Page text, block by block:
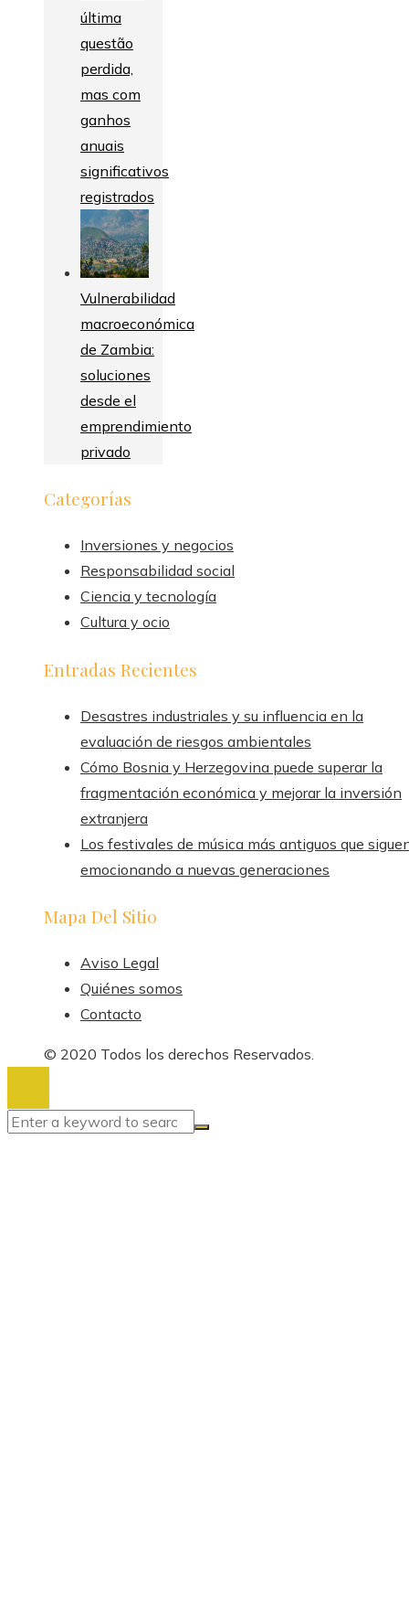
última
questão
perdida,
mas com
ganhos
anuais
significativos
registrados
Vulnerabilidad
macroeconómica
de Zambia:
soluciones
desde el
emprendimiento
privado
Categorías
Inversiones y negocios
Responsabilidad social
Ciencia y tecnología
Cultura y ocio
Entradas Recientes
Desastres industriales y su influencia en la
evaluación de riesgos ambientales
Cómo Bosnia y Herzegovina puede superar la
fragmentación económica y mejorar la inversión
extranjera
Los festivales de música más antiguos que
emocionando a nuevas generaciones
Mapa Del Sitio
Aviso Legal
Quiénes somos
Contacto
© 2020 Todos los derechos Reservados.